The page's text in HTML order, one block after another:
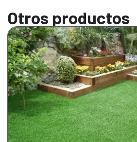
Otros productos